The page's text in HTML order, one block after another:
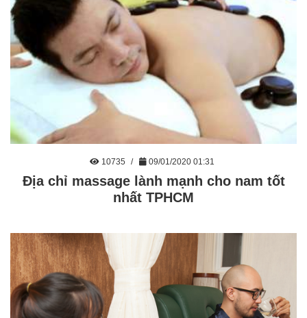
10735 09/01/2020 01:31
Địa chỉ massage lành mạnh cho nam tốt
nhất TPHCM